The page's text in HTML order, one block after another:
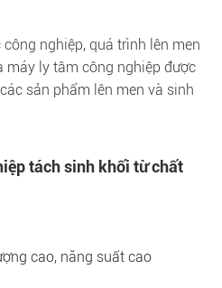
nghiệp, quá trình lên men
máy ly tâm công nghiệp được
sản phẩm lên men và sinh
tách sinh khối từ chất
cao, năng suất cao